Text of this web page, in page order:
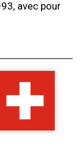
avec pour